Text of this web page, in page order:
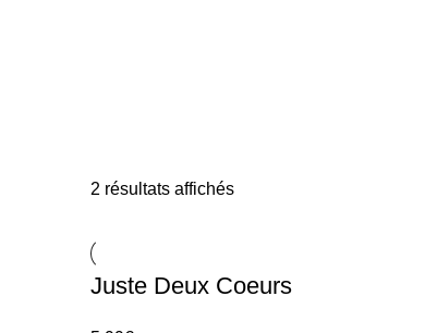
2 résultats affichés
Juste Deux Coeurs